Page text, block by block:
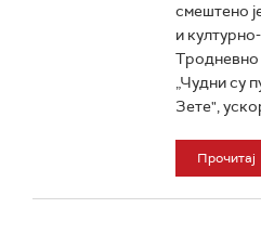
смештено
и
„Чудни су
Зете",
Прочитај